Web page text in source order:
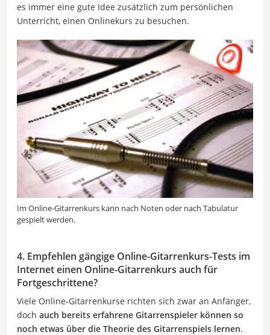
es immer eine gute Idee zusätzlich zum persönlichen
Unterricht, einen Onlinekurs zu besuchen.
Im Online-Gitarrenkurs kann nach Noten oder nach Tabulatur
gespielt werden.
4. Empfehlen gängige Online-Gitarrenkurs-Tests im
Internet einen Online-Gitarrenkurs auch für
Fortgeschrittene?
Viele Online-Gitarrenkurse richten sich zwar an Anfänger,
doch auch bereits erfahrene Gitarrenspieler können so
noch etwas über die Theorie des Gitarrenspiels lernen.